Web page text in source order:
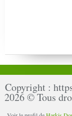
Copyright :
2026 © Tous